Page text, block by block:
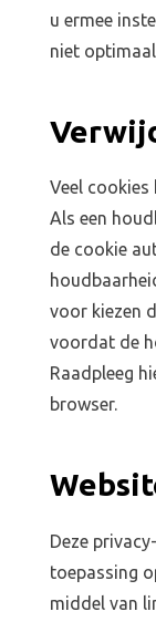
u ermee
niet
Veel cookies
Als een
de cookie
voor kiezen
voordat de
Raadpleeg
browser.
Deze
toepassing
middel van